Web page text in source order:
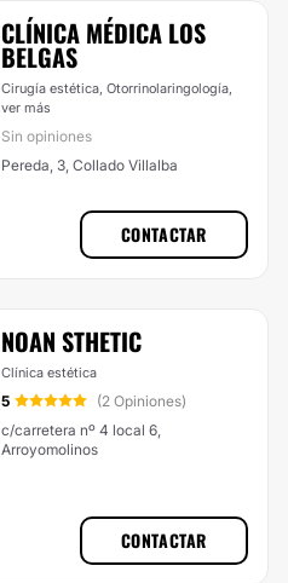
CLÍNICA MÉDICA LOS
BELGAS
Cirugía estética, Otorrinolaringología,
ver más
Sin opiniones
Pereda, 3, Collado Villalba
CONTACTAR
NOAN STHETIC
Clínica estética
5
(2 Opiniones)
c/carretera nº 4 local 6,
Arroyomolinos
CONTACTAR